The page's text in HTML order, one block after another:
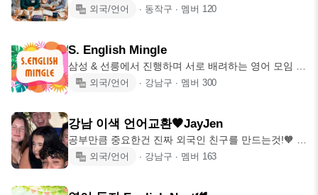
주제로 프리토킹
외국/언어 ∙ 동작구 ∙ 멤버 120
S. English Mingle
삼성 & 선릉에서 진행하며 서로 배려하는 영어 모임 ✔️
매주 수요일 저녁 19:30-21
외국/언어 ∙ 강남구 ∙ 멤버 300
강남 이색 언어교환🧡JayJen
공부만큼 중요한건 진짜 외국인 친구를 만드는것!🧡 언
어공부 뿐만 아니라 다양한 애프터활동을
외국/언어 ∙ 강남구 ∙ 멤버 163